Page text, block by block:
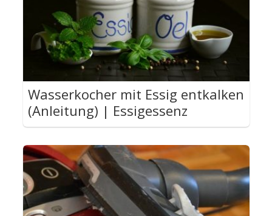
Wasserkocher mit Essig entkalken
(Anleitung) | Essigessenz